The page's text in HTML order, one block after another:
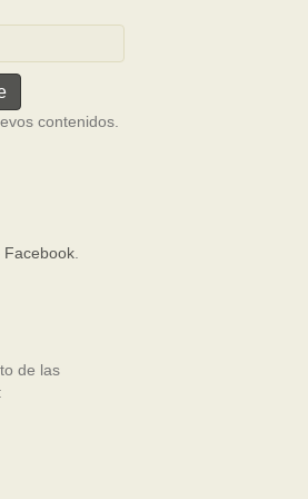
contenidos.
Facebook
de las